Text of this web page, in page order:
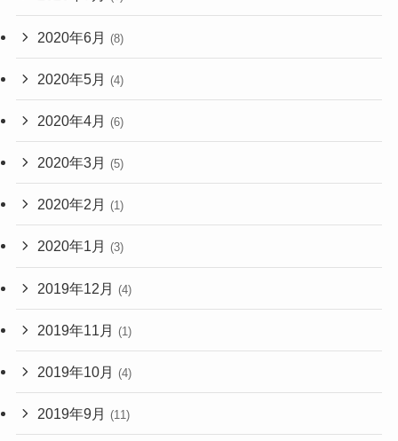
2020年6月 (8)
2020年5月 (4)
2020年4月 (6)
2020年3月 (5)
2020年2月 (1)
2020年1月 (3)
2019年12月 (4)
2019年11月 (1)
2019年10月 (4)
2019年9月 (11)